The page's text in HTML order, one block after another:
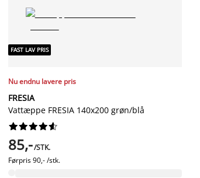
FAST LAV PRIS
Nu endnu lavere pris
FRESIA
Vattæppe FRESIA 140x200 grøn/blå






85,-/STK.
Førpris90,- /stk.